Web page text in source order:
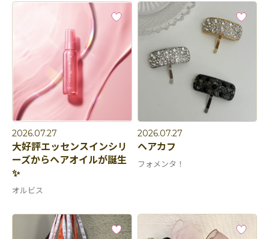
2026.07.27
大好評エッセンスインシリ
ーズからヘアオイルが誕生
✨
オルビス
2026.07.27
ヘアカフ
フォメンタ！